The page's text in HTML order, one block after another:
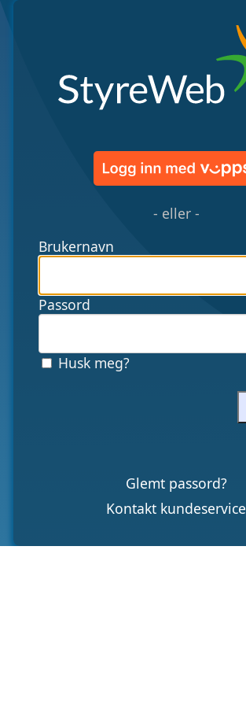
- eller -
Brukernavn
Passord
Husk meg?
Glemt passord?
Kontakt kundeservice